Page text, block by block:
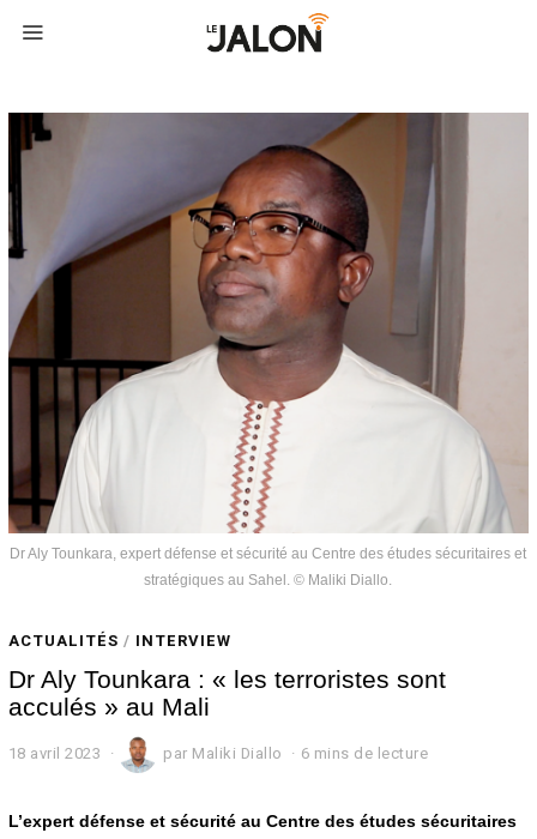
Dr Aly Tounkara, expert défense et sécurité au Centre des études sécuritaires et
stratégiques au Sahel. © Maliki Diallo.
ACTUALITÉS / INTERVIEW
Dr Aly Tounkara : « les terroristes sont
acculés » au Mali
18 avril 2023
v
par Maliki Diallo 6 mins de lecture
L’expert défense et sécurité au Centre des études sécuritaires